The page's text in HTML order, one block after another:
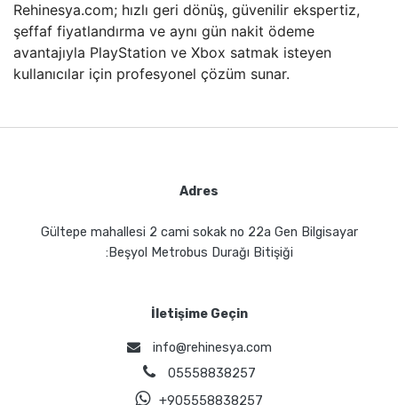
Rehinesya.com; hızlı geri dönüş, güvenilir ekspertiz,
şeffaf fiyatlandırma ve aynı gün nakit ödeme
avantajıyla PlayStation ve Xbox satmak isteyen
kullanıcılar için profesyonel çözüm sunar.
Adres
Gültepe mahallesi 2 cami sokak no 22a Gen Bilgisayar
:Beşyol Metrobus Durağı Bitişiği
İletişime Geçin
info@rehinesya.com
05558838257
+905558838257